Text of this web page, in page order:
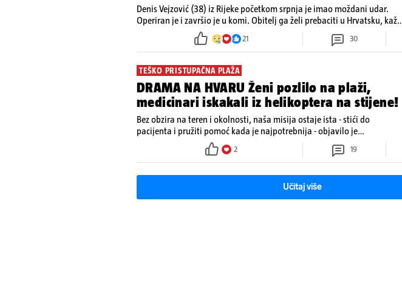
Denis Vejzović (38) iz Rijeke početkom srpnja je imao moždani udar.
Operiran je i završio je u komi. Obitelj ga želi prebaciti u Hrvatsku, kažu
kako tamošnji liječnici ne vjeruju u oporavak: 'Imamo 72 sata'
21 30
TEŠKO PRISTUPAČNA PLAŽA
DRAMA NA HVARU Ženi pozlilo na plaži,
medicinari iskakali iz helikoptera na stijene!
Bez obzira na teren i okolnosti, naša misija ostaje ista - stići do
pacijenta i pružiti pomoć kada je najpotrebnija - objavilo je
Ministarstvo zdravstva na Facebooku
2 19
Učitaj više